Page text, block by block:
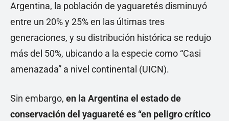
Argentina, la población de yaguaretés disminuyó
entre un 20% y 25% en las últimas tres
generaciones, y su distribución histórica se redujo
más del 50%, ubicando a la especie como “Casi
amenazada” a nivel continental (UICN).
Sin embargo, en la Argentina el estado de
conservación del yaguareté es “en peligro crítico